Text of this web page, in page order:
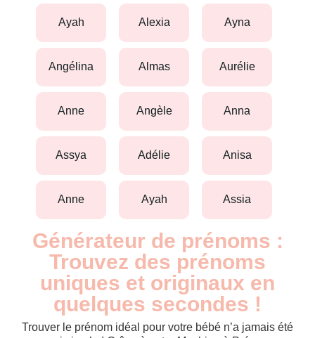
ayah alexia ayna
angélina almas aurélie
anne angèle anna
assya adélie anisa
anne ayah assia
Générateur de prénoms :
Trouvez des prénoms
uniques et originaux en
quelques secondes !
Trouver le prénom idéal pour votre bébé n’a jamais été